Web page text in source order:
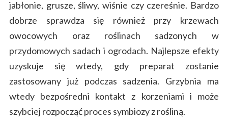
jabłonie, grusze, śliwy, wiśnie czy czereśnie. Bardzo
dobrze sprawdza się również przy krzewach
owocowych oraz roślinach sadzonych w
przydomowych sadach i ogrodach. Najlepsze efekty
uzyskuje się wtedy, gdy preparat zostanie
zastosowany już podczas sadzenia. Grzybnia ma
wtedy bezpośredni kontakt z korzeniami i może
szybciej rozpocząć proces symbiozy z rośliną.
Strona główna